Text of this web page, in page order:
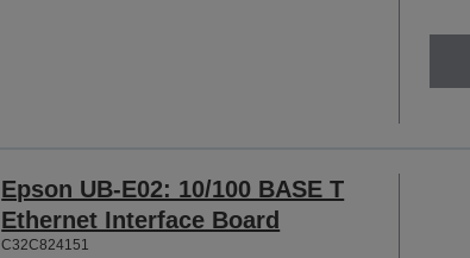
Epson UB-E02: 10/100 BASE T
Ethernet Interface Board
C32C824151